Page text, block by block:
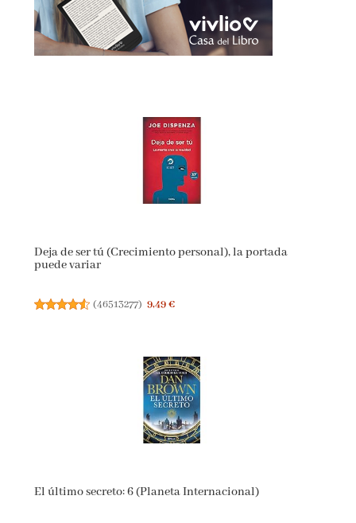
Deja de ser tú (Crecimiento personal), la portada
puede variar
(46513277) 9,49 €
El último secreto: 6 (Planeta Internacional)